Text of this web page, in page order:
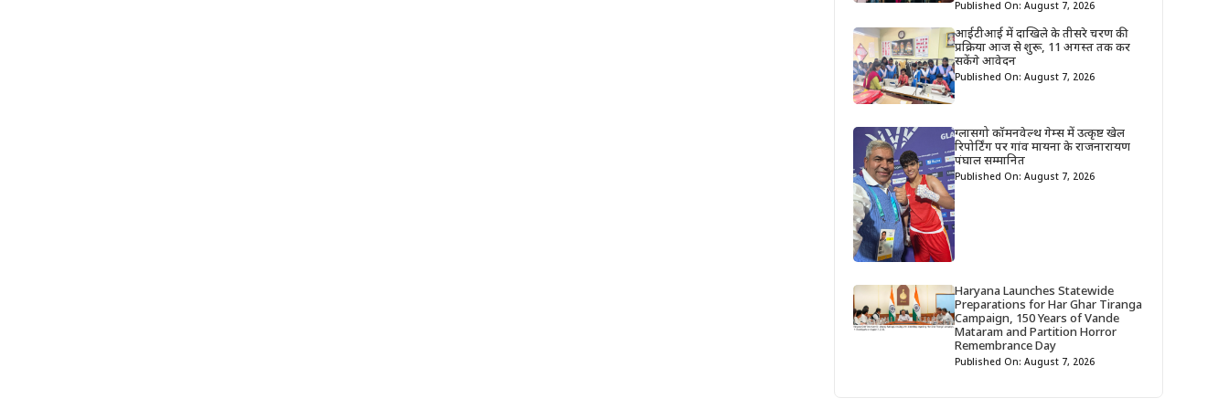
Published On: August 7, 2026
आईटीआई में दाखिले के तीसरे चरण की
प्रक्रिया आज से शुरू, 11 अगस्त तक कर
सकेंगे आवेदन
Published On: August 7, 2026
ग्लासगो कॉमनवेल्थ गेम्स में उत्कृष्ट खेल
रिपोर्टिंग पर गांव मायना के राजनारायण
पंघाल सम्मानित
Published On: August 7, 2026
Haryana Launches Statewide
Preparations for Har Ghar Tiranga
Campaign, 150 Years of Vande
Mataram and Partition Horror
Remembrance Day
Published On: August 7, 2026